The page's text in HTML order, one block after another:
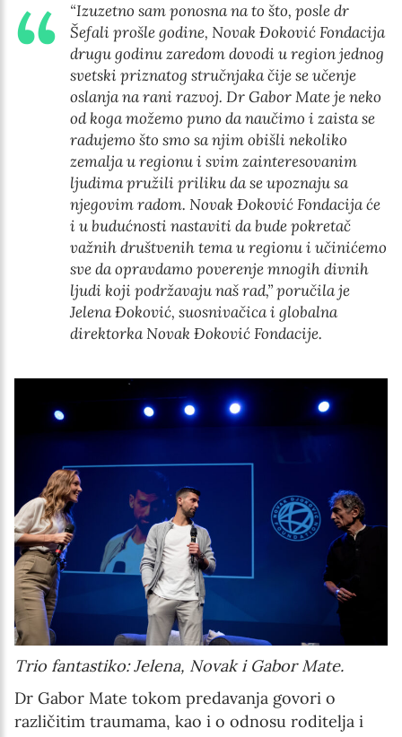
“Izuzetno sam ponosna na to što, posle dr
Šefali prošle godine, Novak Đoković Fondacija
drugu godinu zaredom dovodi u region jednog
svetski priznatog stručnjaka čije se učenje
oslanja na rani razvoj. Dr Gabor Mate je neko
od koga možemo puno da naučimo i zaista se
radujemo što smo sa njim obišli nekoliko
zemalja u regionu i svim zainteresovanim
ljudima pružili priliku da se upoznaju sa
njegovim radom. Novak Đoković Fondacija će
i u budućnosti nastaviti da bude pokretač
važnih društvenih tema u regionu i učinićemo
sve da opravdamo poverenje mnogih divnih
ljudi koji podržavaju naš rad,” poručila je
Jelena Đoković, suosnivačica i globalna
direktorka Novak Đoković Fondacije.
Trio fantastiko: Jelena, Novak i Gabor Mate.
Dr Gabor Mate tokom predavanja govori o
različitim traumama, kao i o odnosu roditelja i